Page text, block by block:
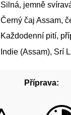
Silná, jemně
Černý čaj Assam,
Každodenní pití,
Indie (Assam), Srí
Příprava: